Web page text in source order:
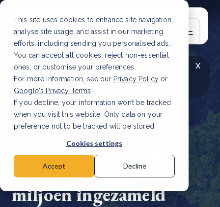
This site uses cookies to enhance site navigation,
analyse site usage, and assist in our marketing
efforts, including sending you personalised ads.
You can accept all cookies, reject non-essential
ones, or customise your preferences.
For more information, see our Privacy Policy or
Google's Privacy Terms
If you decline, your information won’t be tracked
when you visit this website. Only data on your
preference not to be tracked will be stored.
Cookies settings
Accept Decline
x
LAATSTE ARTIKEL
CSRD en uw positie als
leverancier: wat verandert er in 2026?Lees
artikel
Bosfonds nadert de
helft met $224,5
miljoen ingezameld